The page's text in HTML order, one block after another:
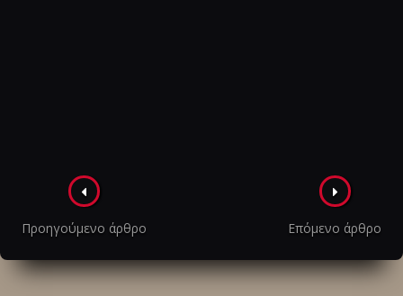
Πλοήγηση
στα
άρθρα
Προηγούμενο άρθρο Επόμενο άρθρο